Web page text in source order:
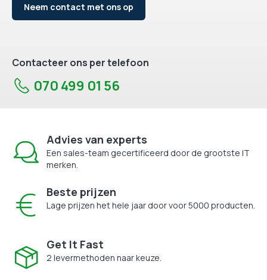
Neem contact met ons op
Contacteer ons per telefoon
070 499 01 56
Advies van experts
Een sales-team gecertificeerd door de grootste IT
merken.
Beste prijzen
Lage prijzen het hele jaar door voor 5000 producten.
Get It Fast
2 levermethoden naar keuze.